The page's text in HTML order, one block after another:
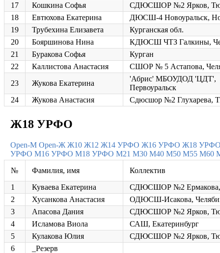
17
Кошкина Софья
СДЮСШОР №2 Ярков,
18
Евтюхова Екатерина
ДЮСШ-4 Новоуральск,
19
Трубехина Елизавета
Курганская обл.
20
Бояршинова Нина
КДЮСШ ЧТЗ Галкины,
21
Буракова Софья
Курган
22
Каллистова Анастасия
СШОР № 5 Астапова,
23
Жукова Екатерина
'Абрис' МБОУДОД 'ЦДТ',
Первоуральск
24
Жукова Анастасия Сдюсшор №2 Глухарева,
Ж18 УРФО
Open-M Open-Ж Ж10 Ж12 Ж14 УРФО Ж16 УРФО Ж18
УРФО М16 УРФО М18 УРФО М21 М30 М40 М50 М55 М60
№ Фамилия, имя
Коллектив
1
Куваева Екатерина
СДЮСШОР №2 Ермакова,
2
Хусанкова Анастасия
ОДЮСШ-Исакова,
3
Апасова Дания
СДЮСШОР №2 Ярков,
4
Исламова Виола
САШ, Екатеринбург
5
Кулакова Юлия
СДЮСШОР №2 Ярков,
6
_Резерв